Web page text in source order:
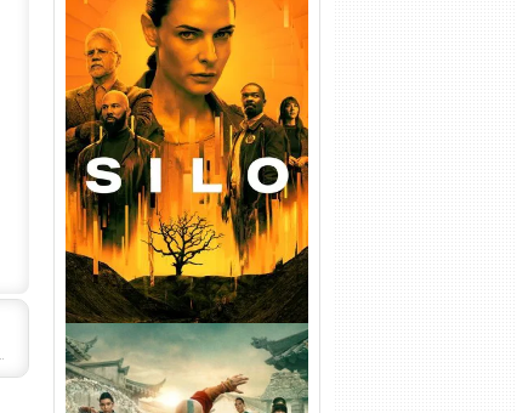
Silo 1ª Temporada Torrent
(2023) WEB-DL
720p/1080p/4K Dual Áudio